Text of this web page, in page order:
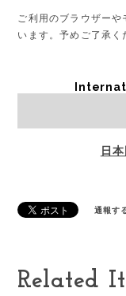
ご利用のブラウザー
います。予めご了承く
日
通報す
Related